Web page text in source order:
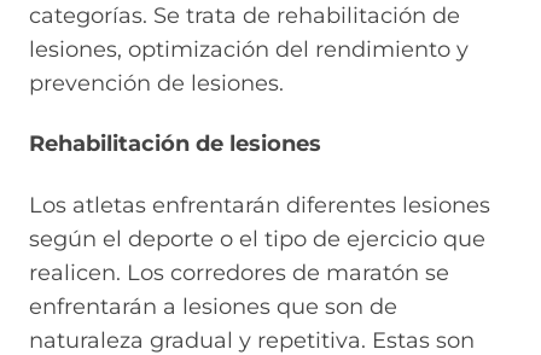
categorías. Se trata de rehabilitación de
lesiones, optimización del rendimiento y
prevención de lesiones.
Rehabilitación de lesiones
Los atletas enfrentarán diferentes lesiones
según el deporte o el tipo de ejercicio que
realicen. Los corredores de maratón se
enfrentarán a lesiones que son de
naturaleza gradual y repetitiva. Estas son